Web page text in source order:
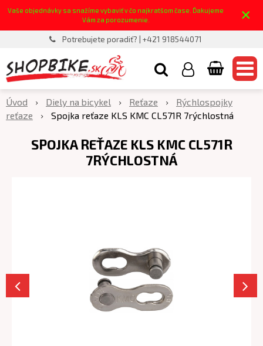
Vaše objednávky sa snažíme vybaviť v čo najkratšom čase. Ďakujeme
Vám za porozumenie.
×
Potrebujete poradiť? | +421 918544071
Úvod Diely na bicykel Reťaze
Rýchlospojky
reťaze
Spojka reťaze KLS KMC CL571R 7rýchlostná
SPOJKA REŤAZE KLS KMC CL571R
7RÝCHLOSTNÁ